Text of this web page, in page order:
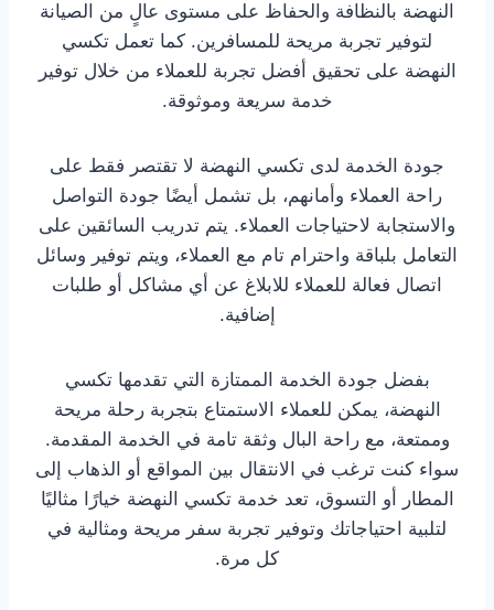
النهضة بالنظافة والحفاظ على مستوى عالٍ من الصيانة
لتوفير تجربة مريحة للمسافرين. كما تعمل تكسي
النهضة على تحقيق أفضل تجربة للعملاء من خلال توفير
خدمة سريعة وموثوقة.
جودة الخدمة لدى تكسي النهضة لا تقتصر فقط على
راحة العملاء وأمانهم، بل تشمل أيضًا جودة التواصل
والاستجابة لاحتياجات العملاء. يتم تدريب السائقين على
التعامل بلباقة واحترام تام مع العملاء، ويتم توفير وسائل
اتصال فعالة للعملاء للابلاغ عن أي مشاكل أو طلبات
إضافية.
بفضل جودة الخدمة الممتازة التي تقدمها تكسي
النهضة، يمكن للعملاء الاستمتاع بتجربة رحلة مريحة
وممتعة، مع راحة البال وثقة تامة في الخدمة المقدمة.
سواء كنت ترغب في الانتقال بين المواقع أو الذهاب إلى
المطار أو التسوق، تعد خدمة تكسي النهضة خيارًا مثاليًا
لتلبية احتياجاتك وتوفير تجربة سفر مريحة ومثالية في
كل مرة.